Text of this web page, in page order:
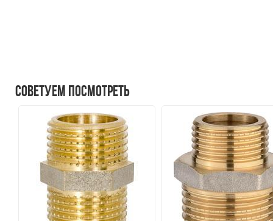
Советуем посмотреть